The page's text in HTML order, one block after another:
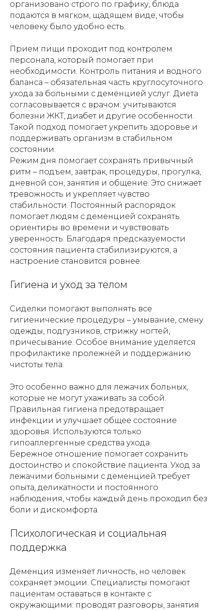
организовано строго по графику, блюда
подаются в мягком, щадящем виде, чтобы
человеку было удобно есть.
Прием пищи проходит под контролем
персонала, который помогает при
необходимости. Контроль питания и водного
баланса – обязательная часть круглосуточного
ухода за больными с деменцией услуг. Диета
согласовывается с врачом: учитываются
болезни ЖКТ, диабет и другие особенности.
Такой подход помогает укрепить здоровье и
поддерживать организм в стабильном
состоянии.
Режим дня помогает сохранять привычный
ритм – подъем, завтрак, процедуры, прогулка,
дневной сон, занятия и общение. Это снижает
тревожность и укрепляет чувство
стабильности. Постоянный распорядок
помогает людям с деменцией сохранять
ориентиры во времени и чувствовать
уверенность. Благодаря предсказуемости
состояния пациента стабилизируются, а
настроение становится ровнее.
Гигиена и уход за телом
Сиделки помогают выполнять все
гигиенические процедуры – умывание, смену
одежды, подгузников, стрижку ногтей,
причесывание. Особое внимание уделяется
профилактике пролежней и поддержанию
чистоты тела.
Это особенно важно для лежачих больных,
которые не могут ухаживать за собой.
Правильная гигиена предотвращает
инфекции и улучшает общее состояние
здоровья. Используются только
гипоаллергенные средства ухода.
Бережное отношение помогает сохранить
достоинство и спокойствие пациента. Уход за
лежачими больными с деменцией требует
опыта, деликатности и постоянного
наблюдения, чтобы каждый день проходил без
боли и дискомфорта.
Психологическая и социальная
поддержка
Деменция изменяет личность, но человек
сохраняет эмоции. Специалисты помогают
пациентам оставаться в контакте с
окружающими: проводят разговоры, занятия